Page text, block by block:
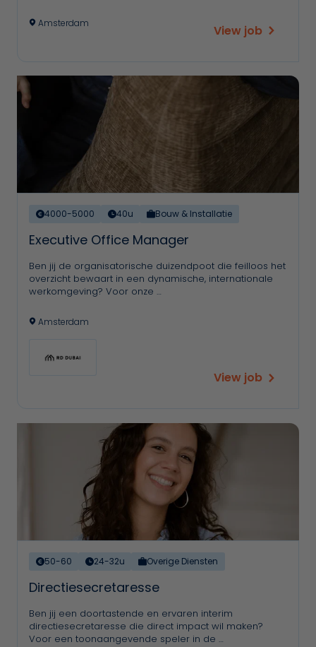
Amsterdam View job
4000-5000 40u Bouw & Installatie
Executive Office Manager
Ben jij de organisatorische duizendpoot die feilloos het
overzicht bewaart in een dynamische, internationale
werkomgeving? Voor onze …
Amsterdam
View job
50-60 24-32u Overige Diensten
Directiesecretaresse
Ben jij een doortastende en ervaren interim
directiesecretaresse die direct impact wil maken?
Voor een toonaangevende speler in de …